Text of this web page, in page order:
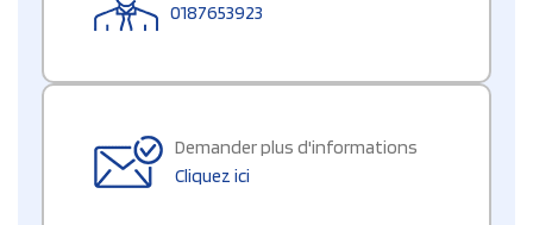
0187653923
Demander plus d'informations
Cliquez ici